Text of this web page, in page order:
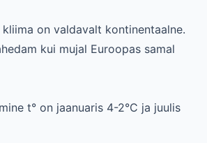
kliima on valdavalt kontinentaalne.
kui mujal Euroopas samal
t° on jaanuaris 4-2°C ja juulis